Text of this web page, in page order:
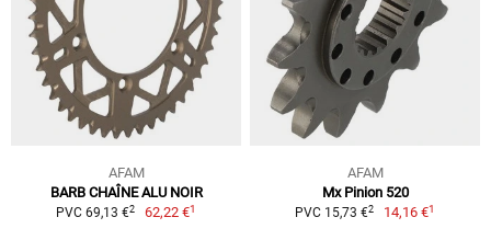
AFAM
BARB CHAÎNE ALU NOIR
PVC 69,13 €2 62,22 €1
AFAM
Mx Pinion 520
PVC 15,73 €2 14,16 €1